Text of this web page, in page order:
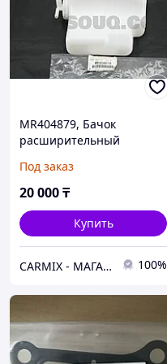
MR404879, Бачок
расширительный
V97W, MONTERO V75W,
V77W
Под заказ
20 000₸
Купить
СARMIX - МАГАЗИН АВТОЗАПЧАСТЕЙ В НУР-СУЛТАНЕ (АСТАНА) 100%